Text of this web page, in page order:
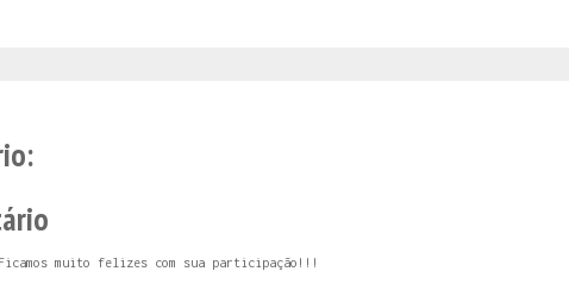
muito felizes com sua participação!!!